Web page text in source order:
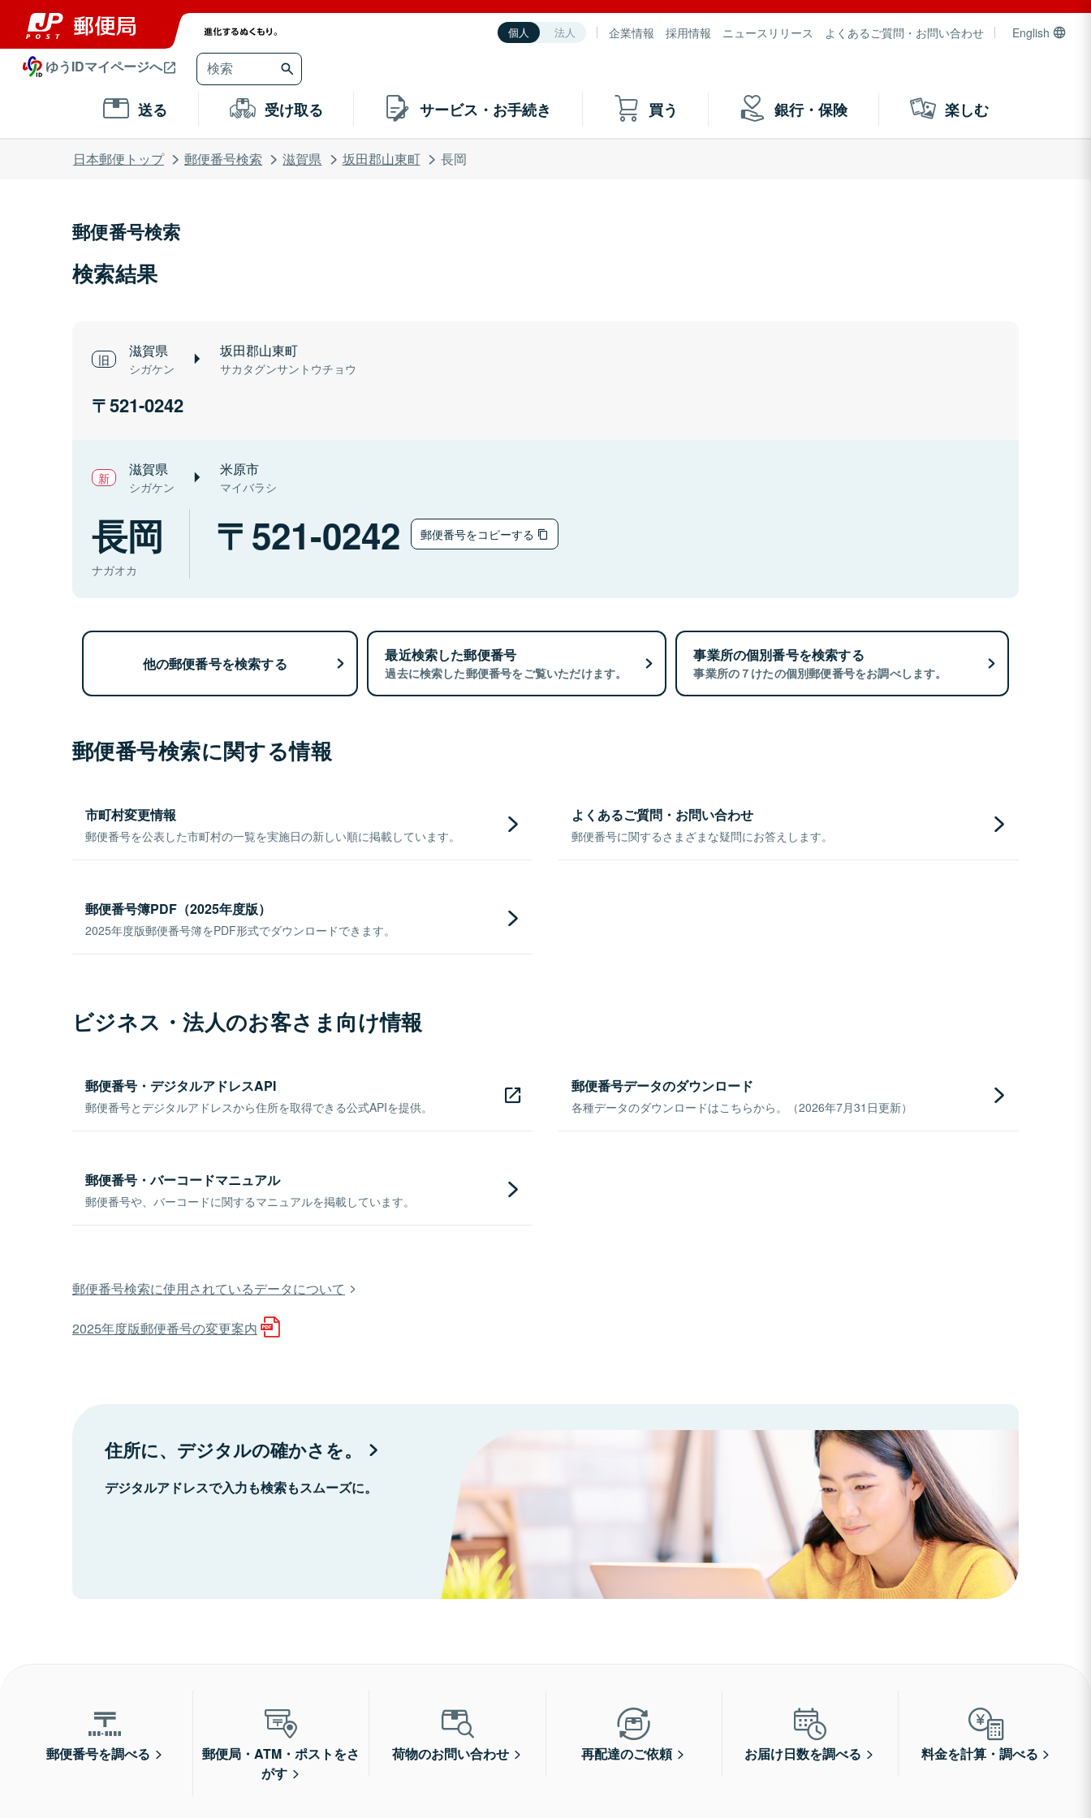
個人 法人 企業情報 採用情報 ニュースリリース よくあるご質問・お問い合わせ English
ゆうIDマイページへ
送る 受け取る サービス・お手続き 買う 銀行・保険 楽しむ
日本郵便トップ 郵便番号検索 滋賀県 坂田郡山東町 長岡
郵便番号検索
検索結果
滋賀県
シガケン
坂田郡山東町
サカタグンサントウチョウ
521-0242
滋賀県
シガケン
米原市
マイバラシ
長岡
ナガオカ
521-0242 郵便番号をコピーする
他の郵便番号を検索する 最近検索した郵便番号
過去に検索した郵便番号をご覧いただけます。
事業所の個別番号を検索する
事業所の７けたの個別郵便番号をお調べします。
郵便番号検索に関する情報
市町村変更情報
郵便番号を公表した市町村の一覧を実施日の新しい順に掲載しています。
よくあるご質問・お問い合わせ
郵便番号に関するさまざまな疑問にお答えします。
郵便番号簿PDF（2025年度版）
2025年度版郵便番号簿をPDF形式でダウンロードできます。
ビジネス・法人のお客さま向け情報
郵便番号・デジタルアドレスAPI
郵便番号とデジタルアドレスから住所を取得できる公式APIを提供。
郵便番号データのダウンロード
各種データのダウンロードはこちらから。（2026年7月31日更新）
郵便番号・バーコードマニュアル
郵便番号や、バーコードに関するマニュアルを掲載しています。
郵便番号検索に使用されているデータについて
2025年度版郵便番号の変更案内
住所に、デジタルの確かさを。
デジタルアドレスで入力も検索もスムーズに。
郵便番号を調べる
郵便局・ATM・ポストをさ
がす
荷物のお問い合わせ 再配達のご依頼 お届け日数を調べる 料金を計算・調べる